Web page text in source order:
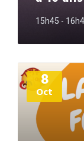
15h45 -
8
Oct
Plus
d'informations